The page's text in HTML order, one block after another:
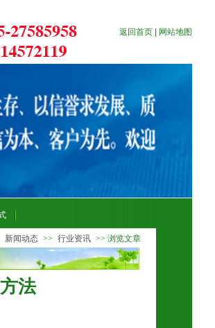
返回首页 网站地图
新闻动态 >> 行业资讯 >> 浏览文章
法